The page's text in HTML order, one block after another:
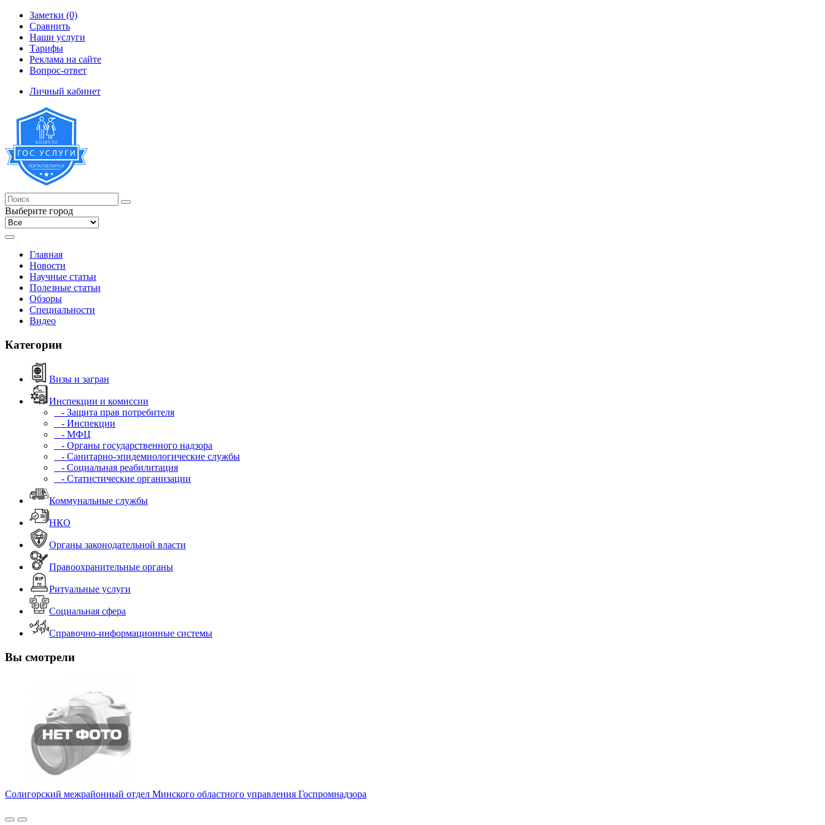
Заметки (0)
Сравнить
Наши услуги
Тарифы
Реклама на сайте
Вопрос-ответ
Личный кабинет
Выберите город
Главная
Новости
Научные статьи
Полезные статьи
Обзоры
Специальности
Видео
Категории
Визы и загран
Инспекции и комиссии
- Защита прав потребителя
- Инспекции
- МФЦ
- Органы государственного надзора
- Санитарно-эпидемиологические службы
- Социальная реабилитация
- Статистические организации
Коммунальные службы
НКО
Органы законодательной власти
Правоохранительные органы
Ритуальные услуги
Социальная сфера
Справочно-информационные системы
Вы смотрели
Солигорский межрайонный отдел Минского областного управления Госпромнадзора